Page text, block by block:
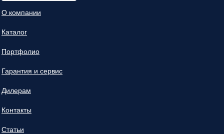
О компании
Каталог
Портфолио
Гарантия и сервис
Дилерам
Контакты
Статьи